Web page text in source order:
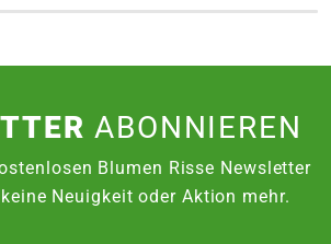
ABONNIEREN
Blumen Risse Newsletter
Neuigkeit oder Aktion mehr.